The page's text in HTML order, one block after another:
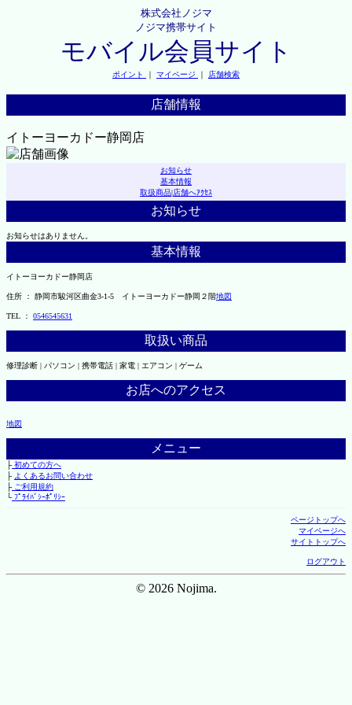
株式会社ノジマ
ノジマ携帯サイト
モバイル会員サイト
ポイント ｜ マイページ ｜ 店舗検索
店舗情報
イトーヨーカドー静岡店
お知らせ
基本情報
取扱商品|店舗へｱｸｾｽ
お知らせ
お知らせはありません。
基本情報
イトーヨーカドー静岡店
住所 ： 静岡市駿河区曲金3-1-5 イトーヨーカドー静岡２階地図
TEL ： 0546545631
取扱い商品
修理診断 | パソコン | 携帯電話 | 家電 | エアコン | ゲーム
お店へのアクセス
地図
メニュー
├初めての方へ
├ よくあるお問い合わせ
├ご利用規約
└ﾌﾟﾗｲﾊﾞｼｰﾎﾟﾘｼｰ
ページトップへ
マイページへ
サイトトップへ
ログアウト
© 2026 Nojima.